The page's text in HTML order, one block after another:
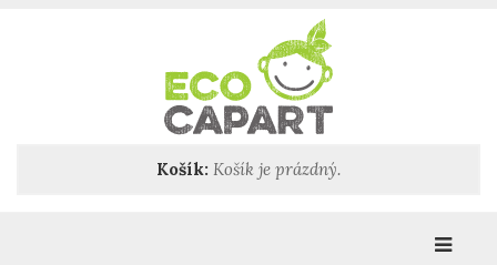
Košík: Košík je prázdný.